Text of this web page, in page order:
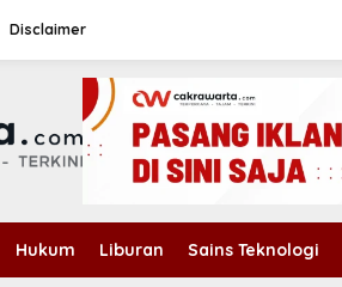
Disclaimer
Hukum Liburan Sains Teknologi